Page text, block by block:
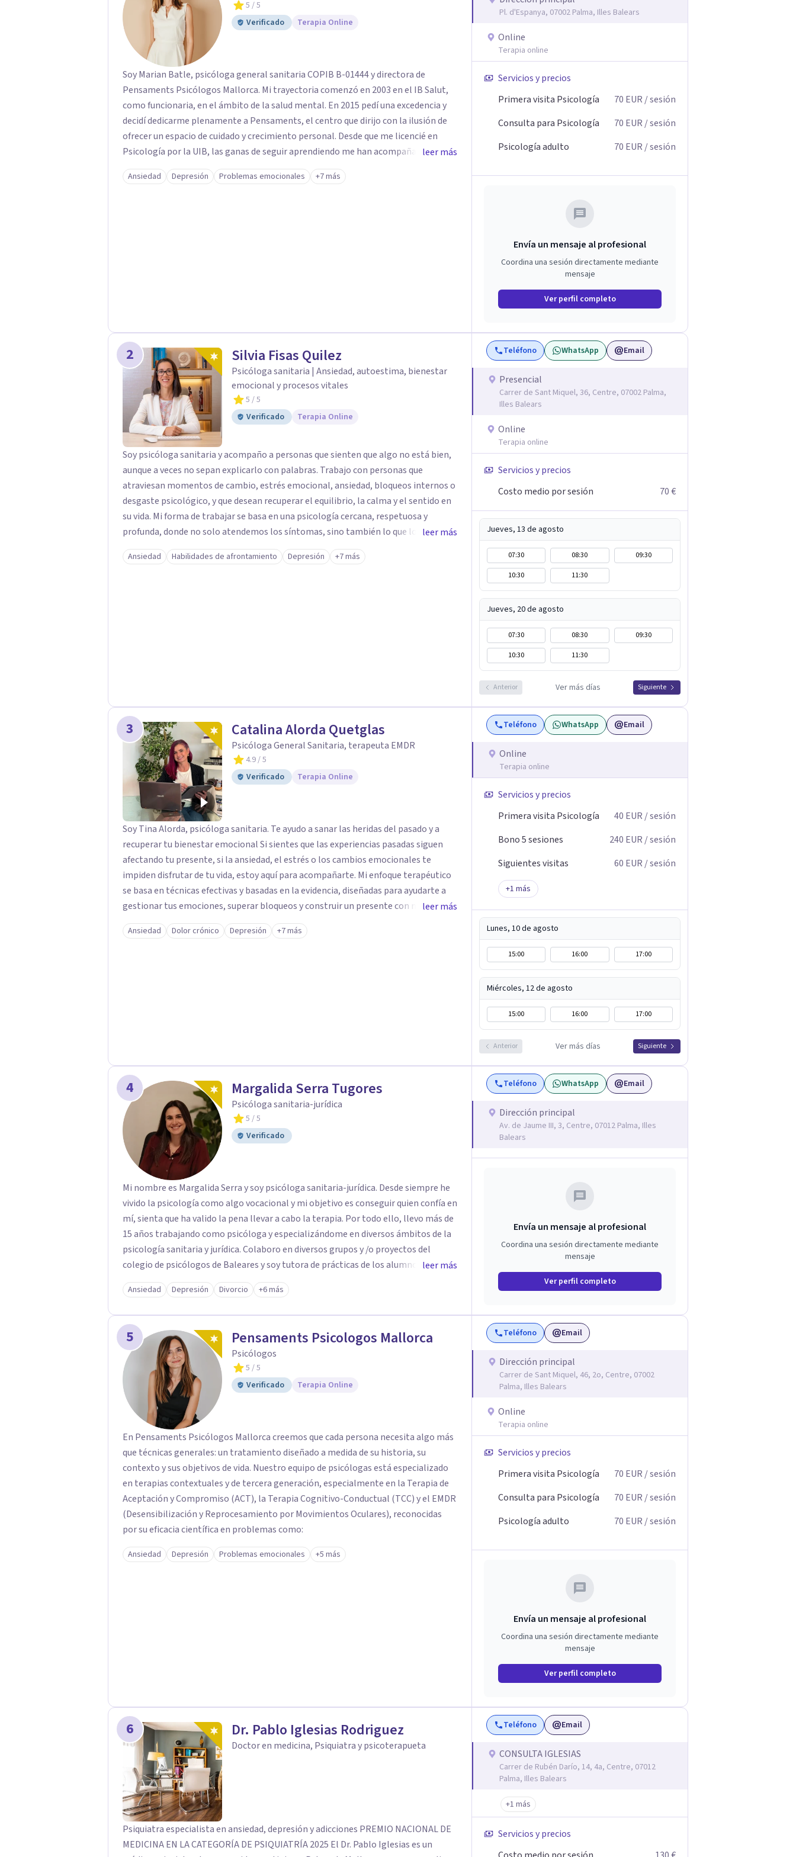
5 / 5
Verificado
Terapia Online
Soy Marian Batle, psicóloga general sanitaria COPIB B-01444 y directora de
Pensaments Psicólogos Mallorca. Mi trayectoria comenzó en 2003 en el IB Salut,
como funcionaria, en el ámbito de la salud mental. En 2015 pedí una excedencia y
decidí dedicarme plenamente a Pensaments, el centro que dirijo con la ilusión de
ofrecer un espacio de cuidado y crecimiento personal. Desde que me licencié en
Psicología por la UIB, las ganas de seguir aprendiendo me han acompañado de
manera constante. Algunas de mis formaciones son: Máster en Neurociencias
(UOC), Máster en Terapias de Tercera Generación (UEMC), Título de Especialialista
leer más
Ansiedad Depresión Problemas emocionales +7 más
Pl. d'Espanya, 07002 Palma, Illes Balears
Online
Terapia online
Servicios y precios
Primera visita Psicología
70 EUR / sesión
Consulta para Psicología
70 EUR / sesión
Psicología adulto
70 EUR / sesión
Envía un mensaje al profesional
Coordina una sesión directamente mediante
mensaje
Ver perfil completo
2 Silvia Fisas Quilez
Psicóloga sanitaria | Ansiedad, autoestima, bienestar
emocional y procesos vitales
5 / 5
Verificado
Terapia Online
Soy psicóloga sanitaria y acompaño a personas que sienten que algo no está bien,
aunque a veces no sepan explicarlo con palabras. Trabajo con personas que
atraviesan momentos de cambio, estrés emocional, ansiedad, bloqueos internos o
desgaste psicológico, y que desean recuperar el equilibrio, la calma y el sentido en
su vida. Mi forma de trabajar se basa en una psicología cercana, respetuosa y
profunda, donde no solo atendemos los síntomas, sino también lo que los provoca.
Integro la psicología positiva y la terapia cognitivo-conductual con una mirada
más amplia, teniendo en cuenta la mente, el cuerpo y la emoción. Tengo una
leer más
Ansiedad Habilidades de afrontamiento Depresión +7 más
Teléfono WhatsApp Email
Presencial
Carrer de Sant Miquel, 36, Centre, 07002 Palma,
Illes Balears
Online
Terapia online
Servicios y precios
Costo medio por sesión
70 €
Jueves, 13 de agosto
07:30 08:30
09:30
10:30
11:30
Jueves, 20 de agosto
07:30 08:30
09:30
10:30
11:30
Anterior Ver más días Siguiente
3 Catalina Alorda Quetglas
Psicóloga General Sanitaria, terapeuta EMDR
4.9/ 5
Verificado
Terapia Online
Soy Tina Alorda, psicóloga sanitaria. Te ayudo a sanar las heridas del pasado y a
recuperar tu bienestar emocional Si sientes que las experiencias pasadas siguen
afectando tu presente, si la ansiedad, el estrés o los cambios emocionales te
impiden disfrutar de tu vida, estoy aquí para acompañarte. Mi enfoque terapéutico
se basa en técnicas efectivas y basadas en la evidencia, diseñadas para ayudarte a
gestionar tus emociones, superar bloqueos y construir un presente con más
equilibrio y serenidad. La terapia es un espacio seguro donde puedes explorar tu
historia sin juicios. Juntos trabajaremos para que recuperes el control de tu
leer más
Ansiedad Dolor crónico Depresión +7 más
Teléfono WhatsApp Email
Online
Terapia online
Servicios y precios
Primera visita Psicología
40 EUR / sesión
Bono 5 sesiones
240 EUR / sesión
Siguientes visitas
60 EUR / sesión
+1 más
Lunes, 10 de agosto
15:00 16:00 17:00
Miércoles, 12 de agosto
15:00 16:00 17:00
Anterior Ver más días Siguiente
4 Margalida Serra Tugores
Psicóloga sanitaria-jurídica
5 / 5
Verificado
Mi nombre es Margalida Serra y soy psicóloga sanitaria-jurídica. Desde siempre he
vivido la psicología como algo vocacional y mi objetivo es conseguir quien confía en
mí, sienta que ha valido la pena llevar a cabo la terapia. Por todo ello, llevo más de
15 años trabajando como psicóloga y especializándome en diversos ámbitos de la
psicología sanitaria y jurídica. Colaboro en diversos grupos y /o proyectos del
colegio de psicólogos de Baleares y soy tutora de prácticas de los alumnos del
máster de psicología sanitaria, así como colaboradora habitual en medios de
prensa escritos, así como en programas de radio y televisión como Ib3 televisión y
leer más
Ansiedad Depresión Divorcio +6 más
Teléfono WhatsApp Email
Dirección principal
Av. de Jaume III, 3, Centre, 07012 Palma, Illes
Balears
Envía un mensaje al profesional
Coordina una sesión directamente mediante
mensaje
Ver perfil completo
5 Pensaments Psicologos Mallorca
Psicólogos
5 / 5
Verificado
Terapia Online
En Pensaments Psicólogos Mallorca creemos que cada persona necesita algo más
que técnicas generales: un tratamiento diseñado a medida de su historia, su
contexto y sus objetivos de vida. Nuestro equipo de psicólogas está especializado
en terapias contextuales y de tercera generación, especialmente en la Terapia de
Aceptación y Compromiso (ACT), la Terapia Cognitivo-Conductual (TCC) y el EMDR
(Desensibilización y Reprocesamiento por Movimientos Oculares), reconocidas
por su eficacia científica en problemas como:
Ansiedad Depresión Problemas emocionales +5 más
Teléfono Email
Dirección principal
Carrer de Sant Miquel, 46, 2o, Centre, 07002
Palma, Illes Balears
Online
Terapia online
Servicios y precios
Primera visita Psicología
70 EUR / sesión
Consulta para Psicología
70 EUR / sesión
Psicología adulto
70 EUR / sesión
Envía un mensaje al profesional
Coordina una sesión directamente mediante
mensaje
Ver perfil completo
6 Dr. Pablo Iglesias Rodriguez
Doctor en medicina, Psiquiatra y psicoterapueta
Psiquiatra especialista en ansiedad, depresión y adicciones PREMIO NACIONAL DE
MEDICINA EN LA CATEGORÍA DE PSIQUIATRÍA 2025 El Dr. Pablo Iglesias es un
Teléfono Email
CONSULTA IGLESIAS
Carrer de Rubén Darío, 14, 4a, Centre, 07012
Palma, Illes Balears
+1 más
Servicios y precios